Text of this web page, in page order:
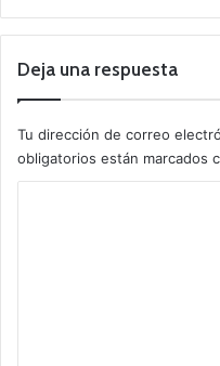
Deja una respuesta
Tu dirección de correo
obligatorios están marcados